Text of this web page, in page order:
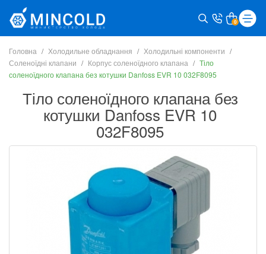
0
Головна Холодильне обладнання
Холодильні компоненти
Соленоїдні клапани
Корпус соленоїдного клапана
Тіло
соленоїдного клапана без котушки Danfoss EVR 10 032F8095
Тіло соленоїдного клапана без
котушки Danfoss EVR 10
032F8095